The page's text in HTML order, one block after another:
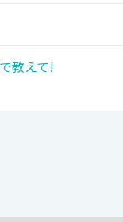
教えて!